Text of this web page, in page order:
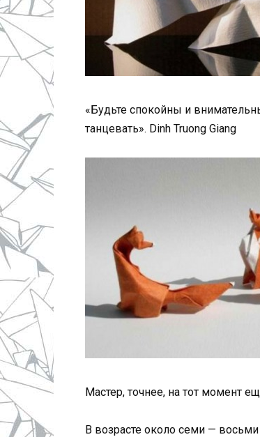
«Будьте спокойны и
танцевать». Dinh Truong Giang
Мастер, точнее, на тот момент
В возрасте около семи —